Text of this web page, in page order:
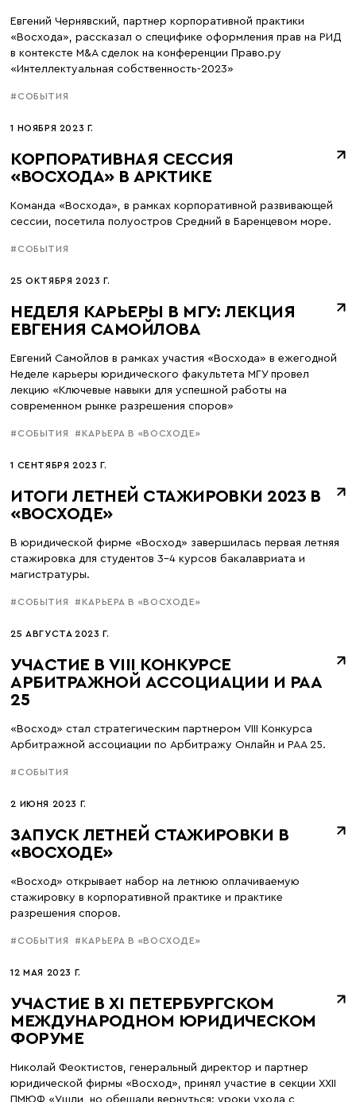
Евгений Чернявский, партнер корпоративной практики
«Восхода», рассказал о специфике оформления прав на РИД
в контексте M&A сделок на конференции Право.ру
«Интеллектуальная собственность-2023»
#СОБЫТИЯ
1 НОЯБРЯ 2023 Г.
КОРПОРАТИВНАЯ СЕССИЯ
«ВОСХОДА» В АРКТИКЕ
Команда «Восхода», в рамках корпоративной развивающей
сессии, посетила полуостров Средний в Баренцевом море.
#СОБЫТИЯ
25 ОКТЯБРЯ 2023 Г.
НЕДЕЛЯ КАРЬЕРЫ В МГУ: ЛЕКЦИЯ
ЕВГЕНИЯ САМОЙЛОВА
Евгений Самойлов в рамках участия «Восхода» в ежегодной
Неделе карьеры юридического факультета МГУ провел
лекцию «Ключевые навыки для успешной работы на
современном рынке разрешения споров»
#СОБЫТИЯ #КАРЬЕРА В «ВОСХОДЕ»
1 СЕНТЯБРЯ 2023 Г.
ИТОГИ ЛЕТНЕЙ СТАЖИРОВКИ 2023 В
«ВОСХОДЕ»
В юридической фирме «Восход» завершилась первая летняя
стажировка для студентов 3-4 курсов бакалавриата и
магистратуры.
#СОБЫТИЯ #КАРЬЕРА В «ВОСХОДЕ»
25 АВГУСТА 2023 Г.
УЧАСТИЕ В VIII КОНКУРСЕ
АРБИТРАЖНОЙ АССОЦИАЦИИ И РАА
25
«Восход» стал стратегическим партнером VIII Конкурса
Арбитражной ассоциации по Арбитражу Онлайн и РАА 25.
#СОБЫТИЯ
2 ИЮНЯ 2023 Г.
ЗАПУСК ЛЕТНЕЙ СТАЖИРОВКИ В
«ВОСХОДЕ»
«Восход» открывает набор на летнюю оплачиваемую
стажировку в корпоративной практике и практике
разрешения споров.
#СОБЫТИЯ #КАРЬЕРА В «ВОСХОДЕ»
12 МАЯ 2023 Г.
УЧАСТИЕ В XI ПЕТЕРБУРГСКОМ
МЕЖДУНАРОДНОМ ЮРИДИЧЕСКОМ
ФОРУМЕ
Николай Феоктистов, генеральный директор и партнер
юридической фирмы «Восход», принял участие в секции XXII
ПМЮФ «Ушли, но обещали вернуться: уроки ухода с